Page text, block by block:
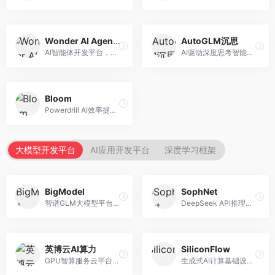
Wonder AI Agents
AI智能体开发平台，专注于低代码智能体创建。面向开发者，提供可视化开发、模板库、部署服务等功能，开发门槛低。
AutoGLM沉思
AI驱动深度思考智能体，专注于复杂推理任务。面向高级用户，提供深度分析、逻辑推理、决策支持等服务，推理能力强。
Bloom
Powerdrill AI效率提升平台，专注于企业智能化。面向企业用户，提供智能体创建、流程自动化、数据分析等服务，企业效率提升显著。
大模型开发平台 AI应用开发平台 深度学习框架
BigModel
智谱GLM大模型平台，提供API调用与模型服务。面向开发者和企业用户，提供GLM系列模型API、微调服务、应用开发工具等，开源生态完善。
SophNet
DeepSeek API推理平台，专注于DeepSeek模型服务。面向开发者，提供DeepSeek模型API、高性能推理、低成本服务，推理效率高。
英博云AI算力
GPU智算服务云平台，专注于AI算力租赁。面向AI研究者和企业，提供GPU租赁、模型训练、推理服务等，算力资源丰富。
SiliconFlow
生成式AI计算基础设施平台，专注于模型推理服务。面向开发者和企业，提供多模型API、高性能推理、成本优化等服务，推理性价比高。